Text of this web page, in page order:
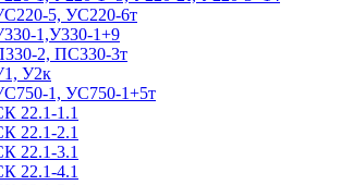
5, УС220-6т
1,У330-1+9
2, ПС330-3т
У2к
1, УС750-1+5т
22.1-1.1
22.1-2.1
22.1-3.1
22.1-4.1